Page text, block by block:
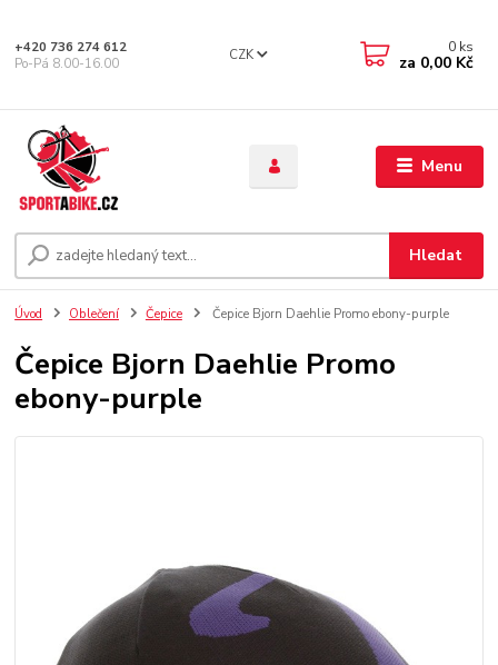
Menu
CZK
Hledat
+420 736 274 612
Po-Pá 8.00-16.00
0 ks
za 0,00 Kč
Úvod Oblečení Čepice Čepice Bjorn Daehlie Promo ebony-purple
Čepice Bjorn Daehlie Promo
ebony-purple